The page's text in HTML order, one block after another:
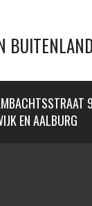
BUITENLAND
EN AALBURG